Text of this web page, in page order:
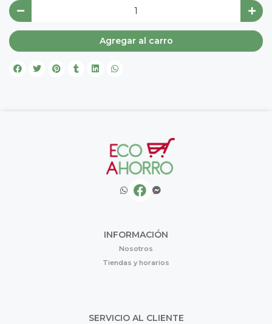
Agregar al carro
INFORMACIÓN
Nosotros
Tiendas y horarios
SERVICIO AL CLIENTE